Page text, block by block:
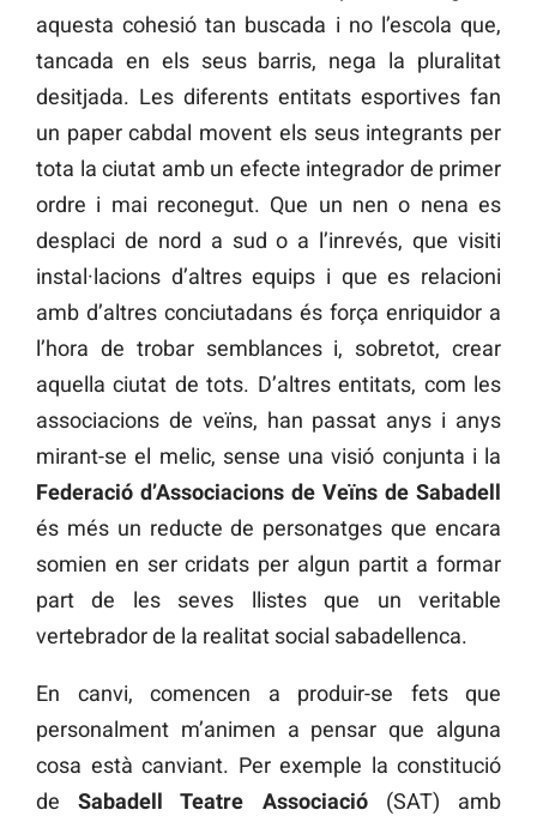
aquesta cohesió tan buscada i no l’escola que,
tancada en els seus barris, nega la pluralitat
desitjada. Les diferents entitats esportives fan
un paper cabdal movent els seus integrants per
tota la ciutat amb un efecte integrador de primer
ordre i mai reconegut. Que un nen o nena es
desplaci de nord a sud o a l’inrevés, que visiti
instal·lacions d’altres equips i que es relacioni
amb d’altres conciutadans és força enriquidor a
l’hora de trobar semblances i, sobretot, crear
aquella ciutat de tots. D’altres entitats, com les
associacions de veïns, han passat anys i anys
mirant-se el melic, sense una visió conjunta i la
Federació d’Associacions de Veïns de Sabadell
és més un reducte de personatges que encara
somien en ser cridats per algun partit a formar
part de les seves llistes que un veritable
vertebrador de la realitat social sabadellenca.
En canvi, comencen a produir-se fets que
personalment m’animen a pensar que alguna
cosa està canviant. Per exemple la constitució
deSabadell Teatre Associació(SAT) amb